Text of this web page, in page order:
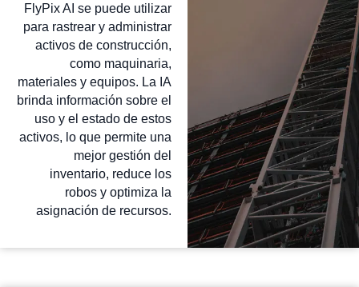
FlyPix AI se puede utilizar
para rastrear y administrar
activos de construcción,
como maquinaria,
materiales y equipos. La IA
brinda información sobre el
uso y el estado de estos
activos, lo que permite una
mejor gestión del
inventario, reduce los
robos y optimiza la
asignación de recursos.